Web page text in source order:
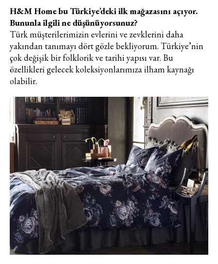
ve bu kapsamda/ amaçla ad/
soyad ve e-posta adresi verilerimin
işlenmesine açık rıza veriyorum.
KAYDET KAPAT
H&M Home bu Türkiye’deki ilk mağazasını açıyor.
Bununla ilgili ne düşünüyorsunuz?
Türk müşterilerimizin evlerini ve zevklerini daha
yakından tanımayı dört gözle bekliyorum. Türkiye’nin
çok değişik bir folklorik ve tarihi yapısı var. Bu
özellikleri gelecek koleksiyonlarımıza ilham kaynağı
olabilir.